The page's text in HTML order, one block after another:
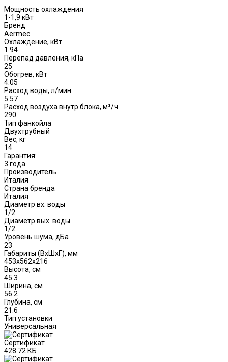
Мощность охлаждения
1-1,9 кВт
Бренд
Aermec
Охлаждение, кВт
1.94
Перепад давления, кПа
25
Обогрев, кВт
4.05
Расход воды, л/мин
5.57
Расход воздуха внутр.блока, м³/ч
290
Тип фанкойла
Двухтрубный
Вес, кг
14
Гарантия:
3 года
Производитель
Италия
Страна бренда
Италия
Диаметр вх. воды
1/2
Диаметр вых. воды
1/2
Уровень шума, дБа
23
Габариты (ВxШxГ), мм
453х562x216
Высота, см
45.3
Ширина, см
56.2
Глубина, см
21.6
Тип установки
Универсальная
Сертификат
428.72 КБ